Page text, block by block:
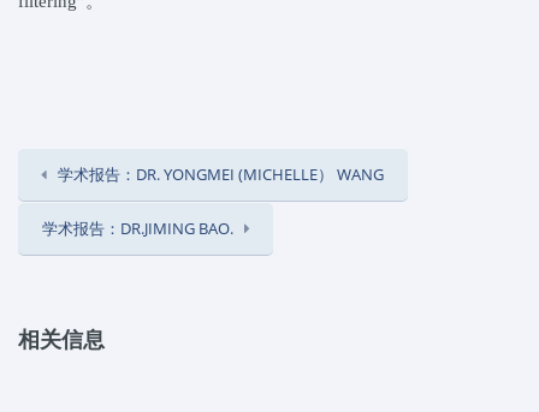
学术报告：DR. YONGMEI (MICHELLE） WANG
学术报告：DR.JIMING BAO.
相关信息